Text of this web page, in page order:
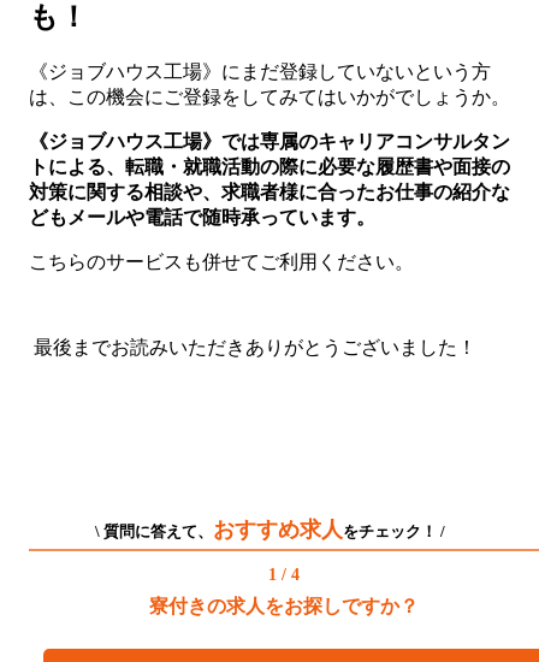
も！
《ジョブハウス工場》にまだ登録していないという方
は、この機会にご登録をしてみてはいかがでしょうか。
《ジョブハウス工場》では専属のキャリアコンサルタン
トによる、転職・就職活動の際に必要な履歴書や面接の
対策に関する相談や、求職者様に合ったお仕事の紹介な
どもメールや電話で随時承っています。
こちらのサービスも併せてご利用ください。
最後までお読みいただきありがとうございました！
\ 質問に答えて、 おすすめ求人をチェック！ /
1 / 4
寮付きの求人をお探しですか？